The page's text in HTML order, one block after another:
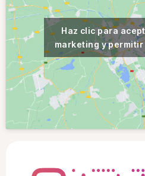
Haz clic para
marketing y